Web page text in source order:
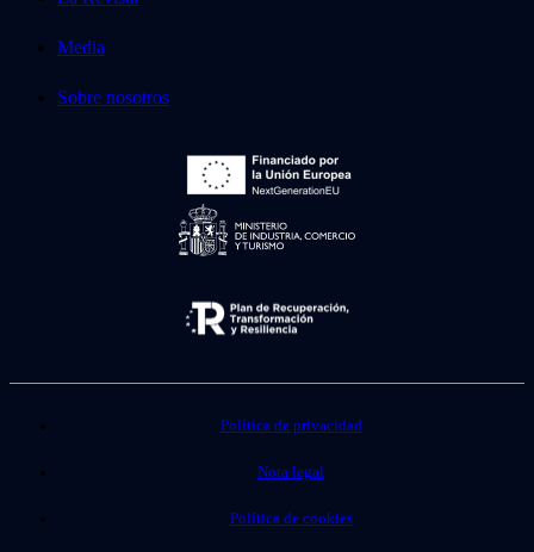
Media
Sobre nosotros
Política de privacidad
Nota legal
Política de cookies